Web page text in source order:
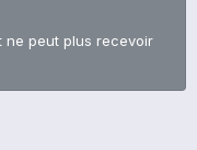
ne peut plus recevoir